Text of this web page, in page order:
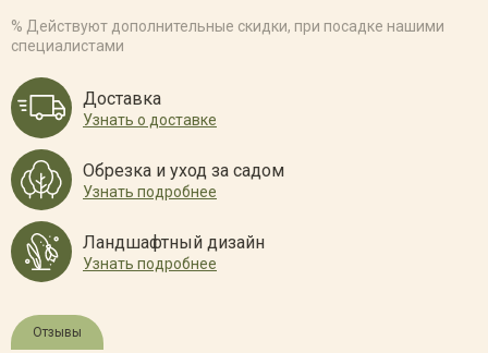
% Действуют дополнительные скидки, при посадке нашими
специалистами
Доставка
Узнать о доставке
Обрезка и уход за садом
Узнать подробнее
Ландшафтный дизайн
Узнать подробнее
Отзывы